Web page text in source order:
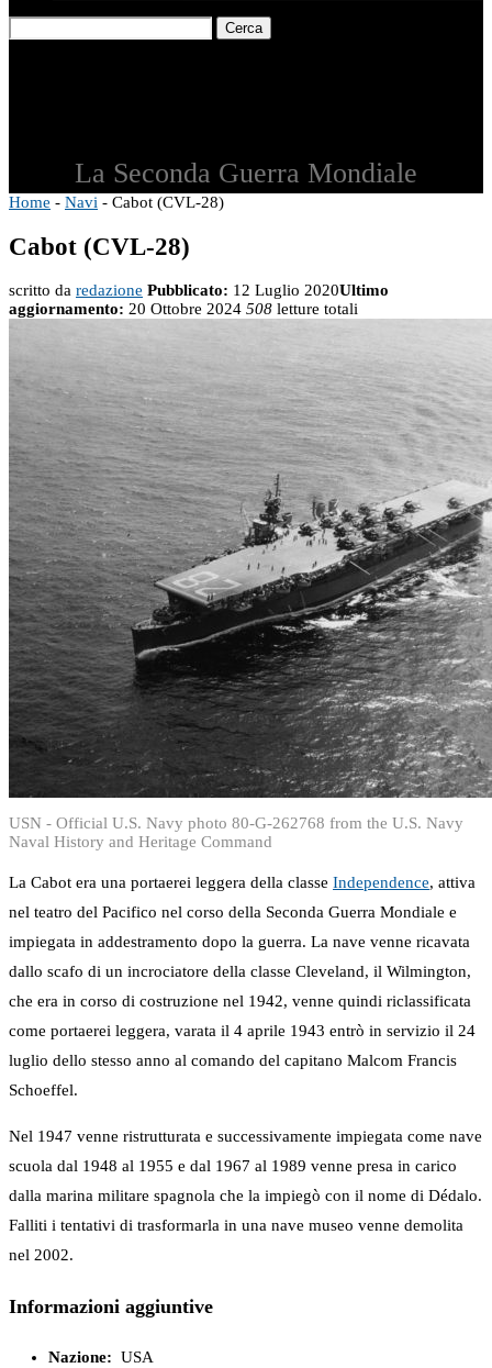
Cerca
La Seconda Guerra Mondiale
Home - Navi - Cabot (CVL-28)
Cabot (CVL-28)
scritto da redazione Pubblicato: 12 Luglio 2020Ultimo
aggiornamento: 20 Ottobre 2024 508 letture totali
USN - Official U.S. Navy photo 80-G-262768 from the U.S. Navy
Naval History and Heritage Command
La Cabot era una portaerei leggera della classe Independence, attiva
nel teatro del Pacifico nel corso della Seconda Guerra Mondiale e
impiegata in addestramento dopo la guerra. La nave venne ricavata
dallo scafo di un incrociatore della classe Cleveland, il Wilmington,
che era in corso di costruzione nel 1942, venne quindi riclassificata
come portaerei leggera, varata il 4 aprile 1943 entrò in servizio il 24
luglio dello stesso anno al comando del capitano Malcom Francis
Schoeffel.
Nel 1947 venne ristrutturata e successivamente impiegata come nave
scuola dal 1948 al 1955 e dal 1967 al 1989 venne presa in carico
dalla marina militare spagnola che la impiegò con il nome di Dédalo.
Falliti i tentativi di trasformarla in una nave museo venne demolita
nel 2002.
Informazioni aggiuntive
Nazione: USA